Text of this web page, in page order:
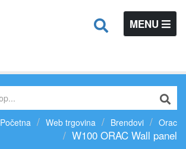
TOGGLE
MENU
Početna Web trgovina Brendovi Orac
W100 ORAC Wall panel